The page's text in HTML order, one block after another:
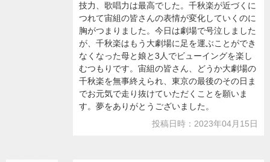
技力、歌唱力は最高でした。千秋楽が近づくに
つれて宙組の皆さんの表情が変化していくのに
胸がつまりました。今日は劇場で号泣しました
が、千秋楽はもう大劇場に足を運ぶことができ
なくなった母と娘と3人でビューイングを楽し
むつもりです。宙組の皆さん、どうか大劇場の
千秋楽を無事終えられ、東京の最後のその日ま
でお元気で走り抜けていただくことを願いま
す。夢をありがとうございました。
投稿日時：2023年04月15日